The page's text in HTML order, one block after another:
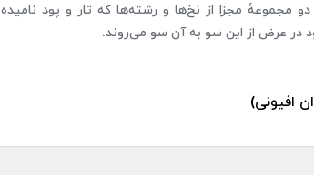
مجموعهٔ مجزا از نخ‌ها و رشته‌ها که تار و پود نامیده
در عرض از این سو به آن سو می‌روند.
افیونی)